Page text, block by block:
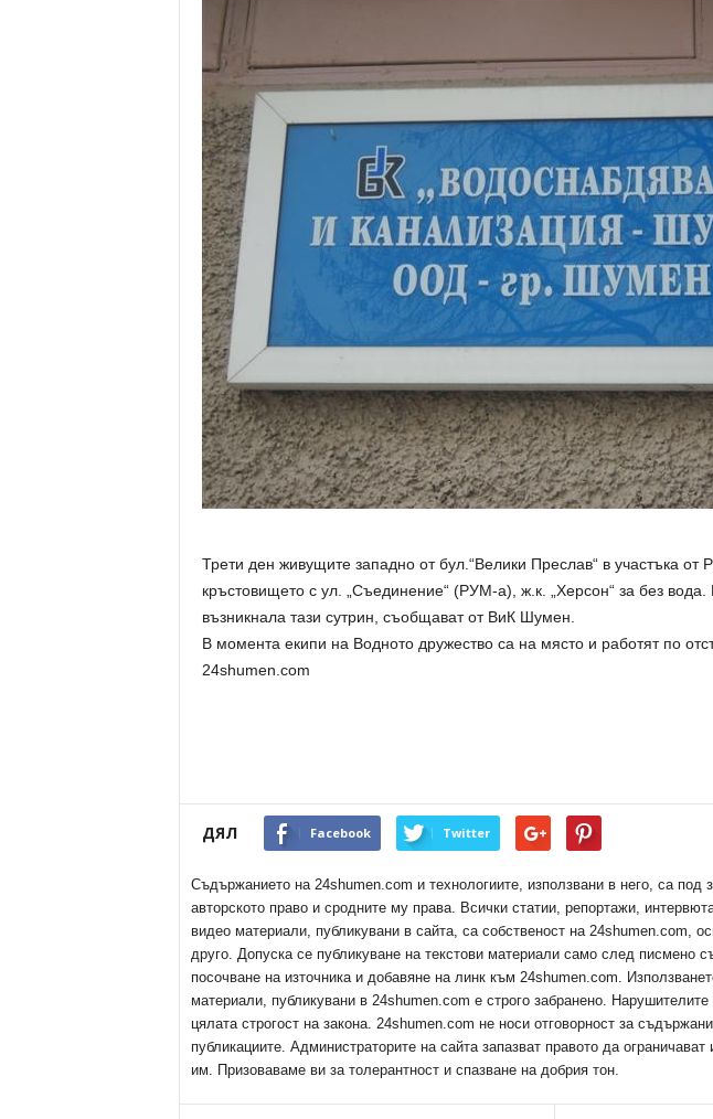
Трети ден живущите западно от бул.“Велики Преслав“ в участъка от
кръстовището с ул. „Съединение“ (РУМ-а), ж.к. „Херсон“ за без вода.
възникнала тази сутрин, съобщават от ВиК Шумен.
В момента екипи на Водното дружество са на място и работят по
24shumen.com
ДЯЛ Facebook Twitter
Съдържанието на 24shumen.com и технологиите, използвани в него, са под
авторското право и сродните му права. Всички статии, репортажи,
видео материали, публикувани в сайта, са собственост на 24shumen.com,
друго. Допуска се публикуване на текстови материали само след писмено
посочване на източника и добавяне на линк към 24shumen.com.
материали, публикувани в 24shumen.com е строго забранено.
цялата строгост на закона. 24shumen.com не носи отговорност за
публикациите. Администраторите на сайта запазват правото да ограничават
им. Призоваваме ви за толерантност и спазване на добрия тон.